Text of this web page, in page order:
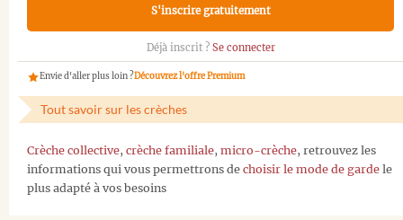
S'inscrire gratuitement
Déjà inscrit ? Se connecter
Envie d'aller plus loin ?Découvrez l'offre Premium
Tout savoir sur les crèches
Crèche collective, crèche familiale, micro-crèche, retrouvez les
informations qui vous permettrons de choisir le mode de garde le
plus adapté à vos besoins